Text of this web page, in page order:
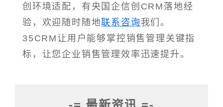
创环境适配，有央国企信创CRM落地经
验，欢迎随时随地联系咨询 我们。
35CRM让用户能够掌控销售管理关键指
标，让您企业销售管理效率迅速提升。